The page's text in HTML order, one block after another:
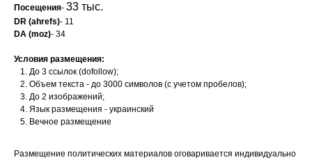
Посещения- 33 тыс.
DR (ahrefs)- 11
DA (moz)- 34
Условия размещения:
До 3 ссылок (dofollow);
Объем текста - до 3000 символов (с учетом пробелов);
До 2 изображений;
Язык размещения - украинский
Вечное размещение
Размещение политических материалов оговаривается индивидуально